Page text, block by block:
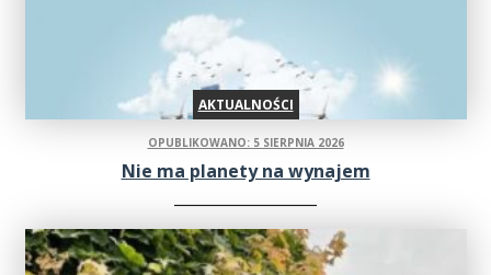
AKTUALNOŚCI
OPUBLIKOWANO: 5 SIERPNIA 2026
Nie ma planety na wynajem